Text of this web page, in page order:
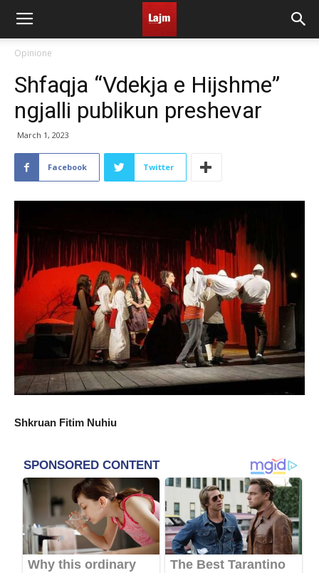
Opinione
Shfaqja “Vdekja e Hijshme”
ngjalli publikun preshevar
March 1, 2023
Facebook Twitter
Shkruan Fitim Nuhiu